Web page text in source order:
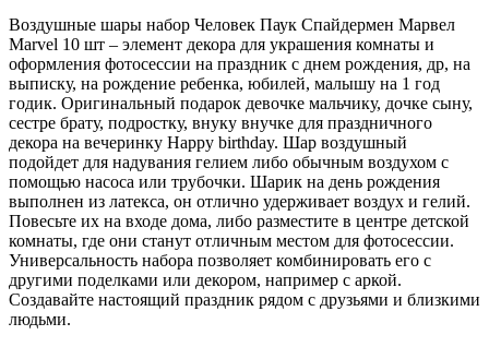
Воздушные шары набор Человек Паук Спайдермен Марвел
Marvel 10 шт – элемент декора для украшения комнаты и
оформления фотосессии на праздник с днем рождения, др, на
выписку, на рождение ребенка, юбилей, малышу на 1 год
годик. Оригинальный подарок девочке мальчику, дочке сыну,
сестре брату, подростку, внуку внучке для праздничного
декора на вечеринку Happy birthday. Шар воздушный
подойдет для надувания гелием либо обычным воздухом с
помощью насоса или трубочки. Шарик на день рождения
выполнен из латекса, он отлично удерживает воздух и гелий.
Повесьте их на входе дома, либо разместите в центре детской
комнаты, где они станут отличным местом для фотосессии.
Универсальность набора позволяет комбинировать его с
другими поделками или декором, например с аркой.
Создавайте настоящий праздник рядом с друзьями и близкими
людьми.